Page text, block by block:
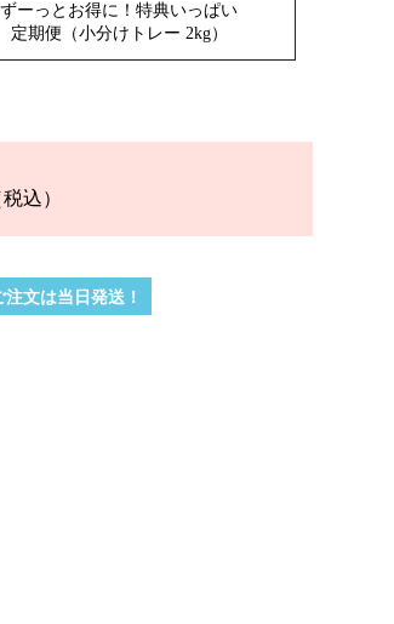
ずーっとお得に！特典いっぱい
定期便（小分けトレー 2kg）
税込）
文は当日発送！